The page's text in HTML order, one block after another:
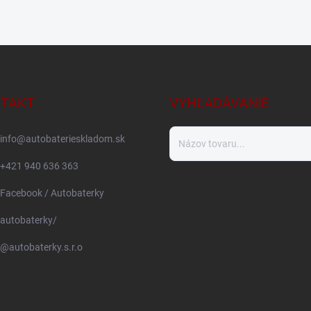
info@autobaterieskladom.sk
+421 940 636 363
Facebook / Autobaterky
autobaterky/
@autobaterky.s.r.o
VYHĽADÁVANIE